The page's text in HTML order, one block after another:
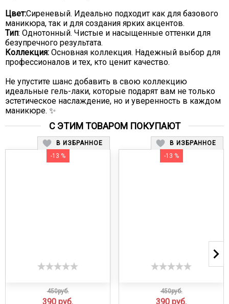
Цвет:Сиреневый. Идеально подходит как для базового
маникюра, так и для создания ярких акцентов.
Тип: Однотонный. Чистые и насыщенные оттенки для
безупречного результата.
Коллекция: Основная коллекция. Надежный выбор для
профессионалов и тех, кто ценит качество.
Не упустите шанс добавить в свою коллекцию
идеальные гель-лаки, которые подарят вам не только
эстетическое наслаждение, но и уверенность в каждом
маникюре. ✨
С ЭТИМ ТОВАРОМ ПОКУПАЮТ
В ИЗБРАННОЕ
-13 %
450руб.
390 руб.
В ИЗБРАННОЕ
-13 %
450руб.
390 руб.